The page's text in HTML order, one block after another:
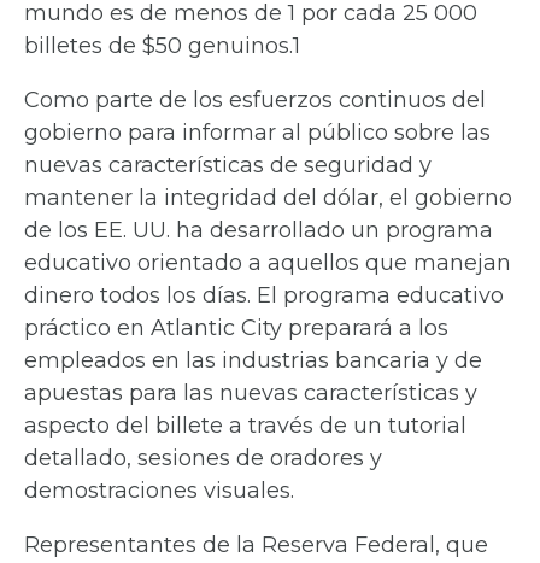
mundo es de menos de 1 por cada 25 000
billetes de $50 genuinos.1
Como parte de los esfuerzos continuos del
gobierno para informar al público sobre las
nuevas características de seguridad y
mantener la integridad del dólar, el gobierno
de los EE. UU. ha desarrollado un programa
educativo orientado a aquellos que manejan
dinero todos los días. El programa educativo
práctico en Atlantic City preparará a los
empleados en las industrias bancaria y de
apuestas para las nuevas características y
aspecto del billete a través de un tutorial
detallado, sesiones de oradores y
demostraciones visuales.
Representantes de la Reserva Federal, que